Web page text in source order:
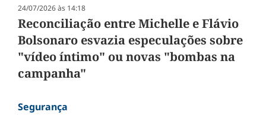
24/07/2026 às 14:18
Reconciliação entre Michelle e Flávio
Bolsonaro esvazia especulações sobre
"vídeo íntimo" ou novas "bombas na
campanha"
Segurança